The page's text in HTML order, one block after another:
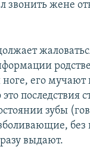
звонить жене
его
это
зубы
выдают.